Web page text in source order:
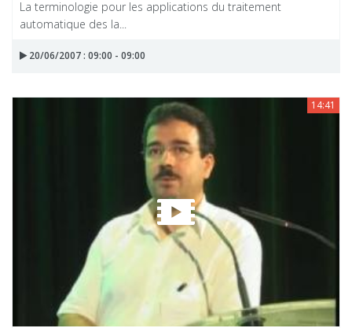
La terminologie pour les applications du traitement
automatique des la...
20/06/2007 : 09:00 - 09:00
14:41